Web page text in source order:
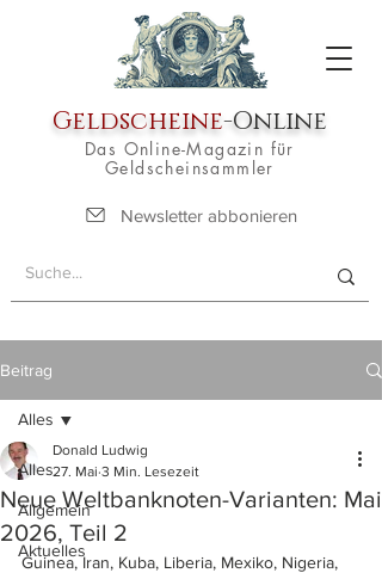
Geldscheine-Online
Das Online-Magazin für
Geldscheinsammler
Newsletter abbonieren
Beitrag
Alles
Allgemein
Aktuelles
Alles
Neue Weltbanknoten-Varianten: Mai
2026, Teil 2
Donald Ludwig
27. Mai 3 Min. Lesezeit
Guinea, Iran, Kuba, Liberia, Mexiko, Nigeria,